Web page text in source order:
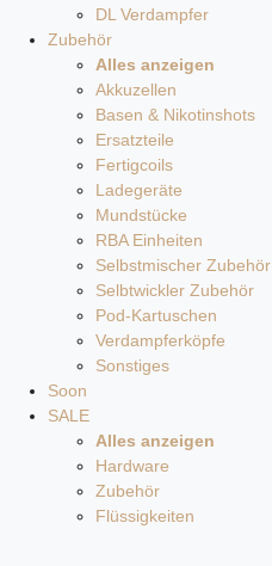
DL Verdampfer
Zubehör
Alles anzeigen
Akkuzellen
Basen & Nikotinshots
Ersatzteile
Fertigcoils
Ladegeräte
Mundstücke
RBA Einheiten
Selbstmischer Zubehör
Selbtwickler Zubehör
Pod-Kartuschen
Verdampferköpfe
Sonstiges
Soon
SALE
Alles anzeigen
Hardware
Zubehör
Flüssigkeiten